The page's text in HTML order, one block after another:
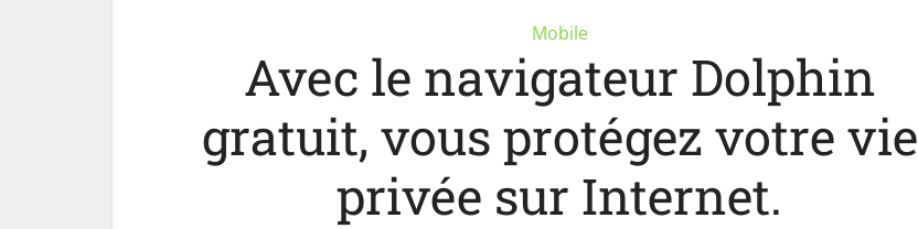
Mobile
Avec le navigateur Dolphin
gratuit, vous protégez votre vie
privée sur Internet.